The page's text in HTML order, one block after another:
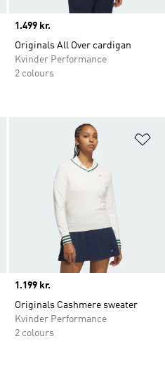
Price
1.499 kr.
Originals All Over cardigan
Kvinder Performance
2 colours
Føj til ønskeliste
Price
1.199 kr.
Originals Cashmere sweater
Kvinder Performance
2 colours